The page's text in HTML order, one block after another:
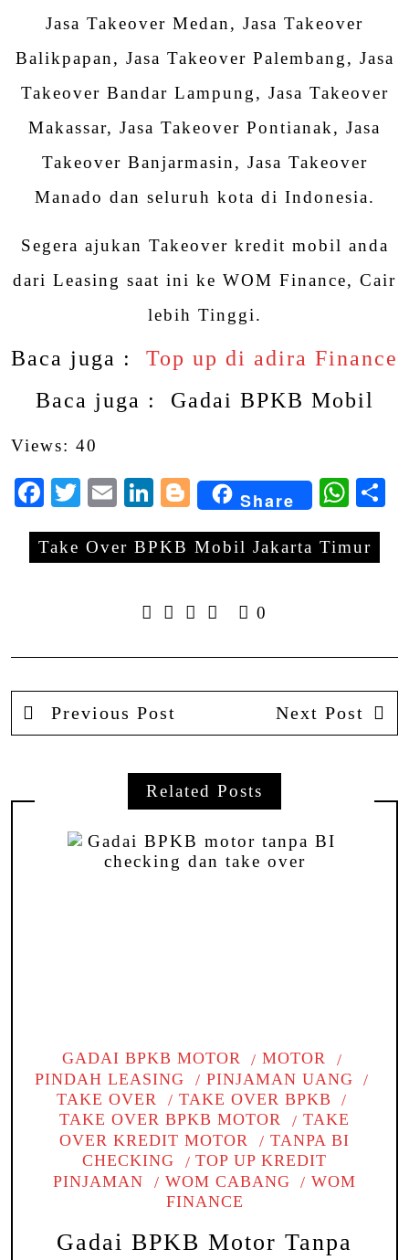
Jasa Takeover Medan, Jasa Takeover
Balikpapan, Jasa Takeover Palembang, Jasa
Takeover Bandar Lampung, Jasa Takeover
Makassar, Jasa Takeover Pontianak, Jasa
Takeover Banjarmasin, Jasa Takeover
Manado dan seluruh kota di Indonesia.
Segera ajukan Takeover kredit mobil anda
dari Leasing saat ini ke WOM Finance, Cair
lebih Tinggi.
Baca juga : Top up di adira Finance
Baca juga : Gadai BPKB Mobil
Views: 40
Facebook
Twitter
EmailLinkedIn
Blogger
Share
Take Over BPKB Mobil Jakarta Timur
0
Previous Post Next Post
Related Posts
GADAI BPKB MOTOR
MOTOR
PINDAH LEASING
PINJAMAN UANG
TAKE OVER
TAKE OVER BPKB
TAKE OVER BPKB MOTOR
TAKE
OVER KREDIT MOTOR
TANPA BI
CHECKING
TOP UP KREDIT
PINJAMAN
WOM CABANG
WOM
FINANCE
Gadai BPKB Motor Tanpa